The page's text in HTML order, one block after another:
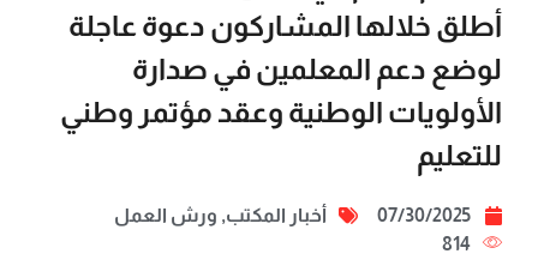
أطلق خلالها المشاركون دعوة عاجلة
لوضع دعم المعلمين في صدارة
الأولويات الوطنية وعقد مؤتمر وطني
للتعليم
07/30/2025 أخبار المكتب, ورش العمل
814